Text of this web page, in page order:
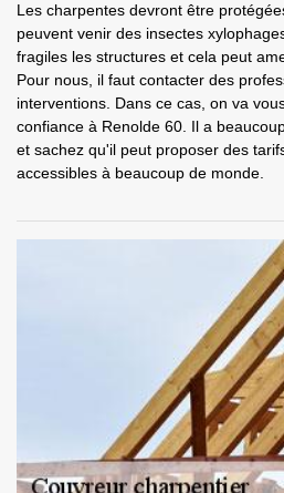
Les charpentes devront être
peuvent venir des insectes
fragiles les structures et cela peut
Pour nous, il faut contacter des
interventions. Dans ce cas, on va
confiance à Renolde 60. Il a
et sachez qu'il peut proposer des
accessibles à beaucoup de monde.